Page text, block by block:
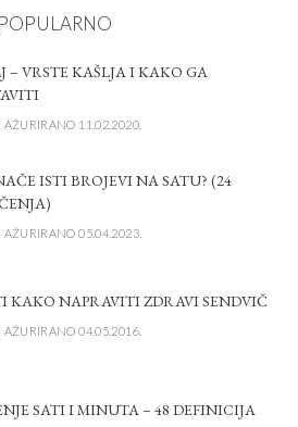
POPULARNO
– VRSTE KAŠLJA I KAKO GA
11.02.2020.
ISTI BROJEVI NA SATU? (24
05.04.2023.
KAKO NAPRAVITI ZDRAVI SENDVIČ
04.05.2016.
SATI I MINUTA – 48 DEFINICIJA